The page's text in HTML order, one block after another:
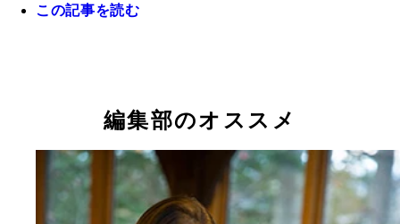
この記事を読む
編集部のオススメ